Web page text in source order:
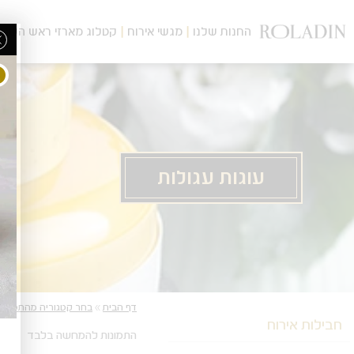
לתוכן
המרכזי
החנות שלנו מגשי אירוח קטלוג מארזי ראש
עוגות עגולות
הקטגוריות
המוצר
חבילות אירוח
דף הבית » בחר קטגוריה מהתפריט
התמונות להמחשה בלבד